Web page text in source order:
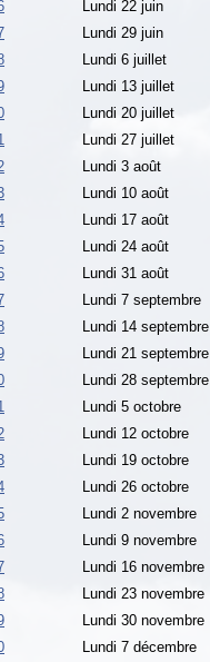
Lundi 22 juin
Lundi 29 juin
Lundi 6 juillet
Lundi 13 juillet
Lundi 20 juillet
Lundi 27 juillet
Lundi 3 août
Lundi 10 août
Lundi 17 août
Lundi 24 août
Lundi 31 août
Lundi 7 septembre
Lundi 14 septembre
Lundi 21 septembre
Lundi 28 septembre
Lundi 5 octobre
Lundi 12 octobre
Lundi 19 octobre
Lundi 26 octobre
Lundi 2 novembre
Lundi 9 novembre
Lundi 16 novembre
Lundi 23 novembre
Lundi 30 novembre
Lundi 7 décembre